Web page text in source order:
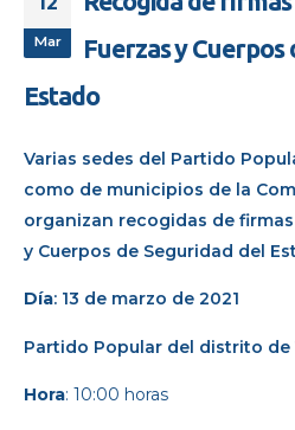
Mar
Fuerzas y Cuerpos
Estado
Varias sedes del Partido
como de municipios de la
organizan recogidas de
y Cuerpos de Seguridad del
Día: 13 de marzo de 2021
Partido Popular del distrito de
Hora: 10:00 horas